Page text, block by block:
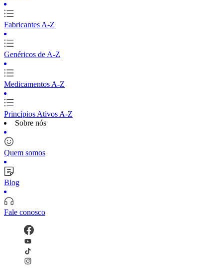
Fabricantes A-Z
Genéricos de A-Z
Medicamentos A-Z
Princípios Ativos A-Z
Sobre nós
Quem somos
Blog
Fale conosco